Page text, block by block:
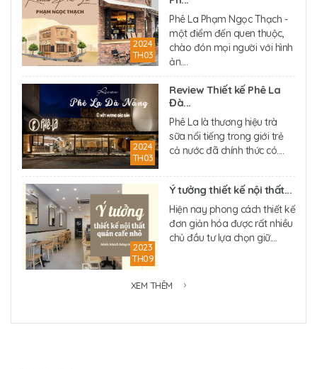
2024
TH03
Phê La Phạm Ngọc Thạch -
một điểm đến quen thuộc,
chào đón mọi người với hình
ản....
2024
TH03
Review Thiết kế Phê La
Đà...
Phê La là thương hiệu trà
sữa nổi tiếng trong giới trẻ
cả nước đã chính thức có....
2023
TH09
Ý tưởng thiết kế nội thất...
Hiện nay phong cách thiết kế
đơn giản hóa được rất nhiều
chủ đầu tư lựa chọn giữ....
XEM THÊM